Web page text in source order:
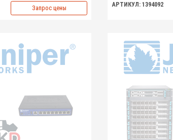
Запрос цены АРТИКУЛ: 1394092